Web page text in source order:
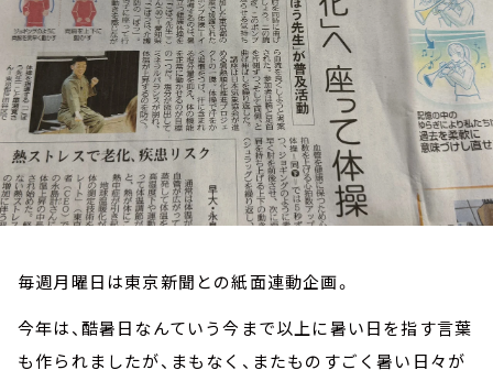
毎週月曜日は東京新聞との紙面連動企画。
今年は、酷暑日なんていう今まで以上に暑い日を指す言葉
も作られましたが、まもなく、またものすごく暑い日々が